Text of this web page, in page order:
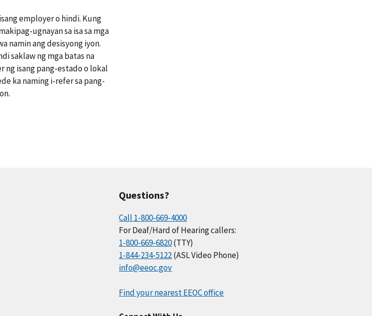
employer o hindi. Kung
ugnayan sa isa sa mga
namin ang desisyong iyon.
saklaw ng mga batas na
ng isang pang-estado o lokal
ka naming i-refer sa pang-
Questions?
Call 1-800-669-4000
For Deaf/Hard of Hearing callers:
1-800-669-6820(TTY)
1-844-234-5122(ASL Video Phone)
info@eeoc.gov
Find your nearest EEOC office